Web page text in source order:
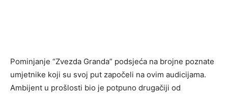
Pominjanje “Zvezda Granda” podsjeća na brojne poznate
umjetnike koji su svoj put započeli na ovim audicijama.
Ambijent u prošlosti bio je potpuno drugačiji od